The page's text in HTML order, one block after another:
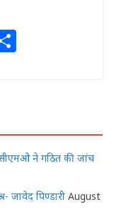
ने गठित की जांच
जावेद पिण्डारी August